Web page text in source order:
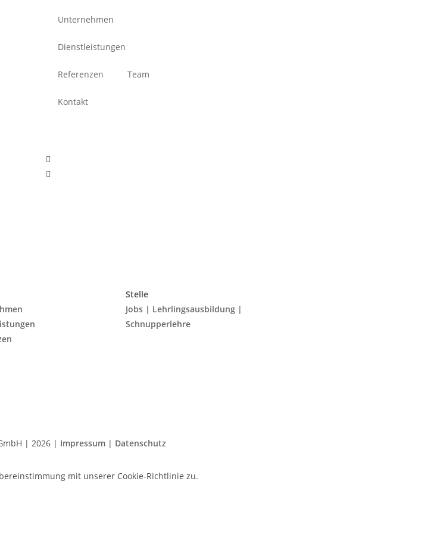
Unternehmen
Dienstleistungen
Referenzen Team
Kontakt
Stelle
Jobs | Lehrlingsausbildung |
Schnupperlehre
| 2026 | Impressum | Datenschutz
mit unserer Cookie-Richtlinie zu.